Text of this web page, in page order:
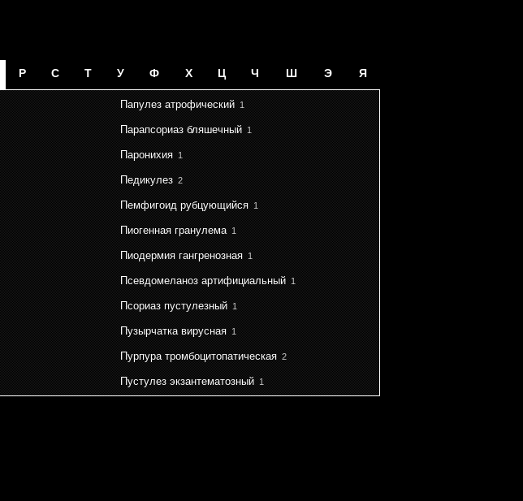
Р С Т У Ф Х Ц Ч Ш Э Я
Папулез атрофический1
Парапсориаз бляшечный1
Паронихия1
Педикулез2
Пемфигоид рубцующийся1
Пиогенная гранулема1
Пиодермия гангренозная1
Псевдомеланоз артифициальный1
Псориаз пустулезный1
Пузырчатка вирусная1
Пурпура тромбоцитопатическая2
Пустулез экзантематозный1